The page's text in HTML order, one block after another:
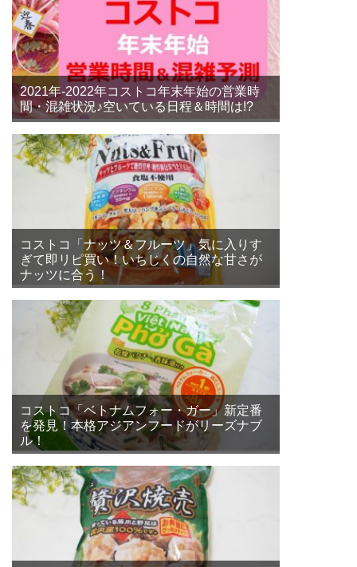
2021年-2022年コストコ年末年始の営業時
間・混雑状況♪空いている日程＆時間は!?
コストコ「ナッツ＆フルーツ」気に入りす
ぎて即リピ買い！いちじくの自然な甘さが
ナッツに合う！
コストコ「ベトナムフォー・ガー」新定番
を発見！本格アジアンフードがリーズナブ
ル！